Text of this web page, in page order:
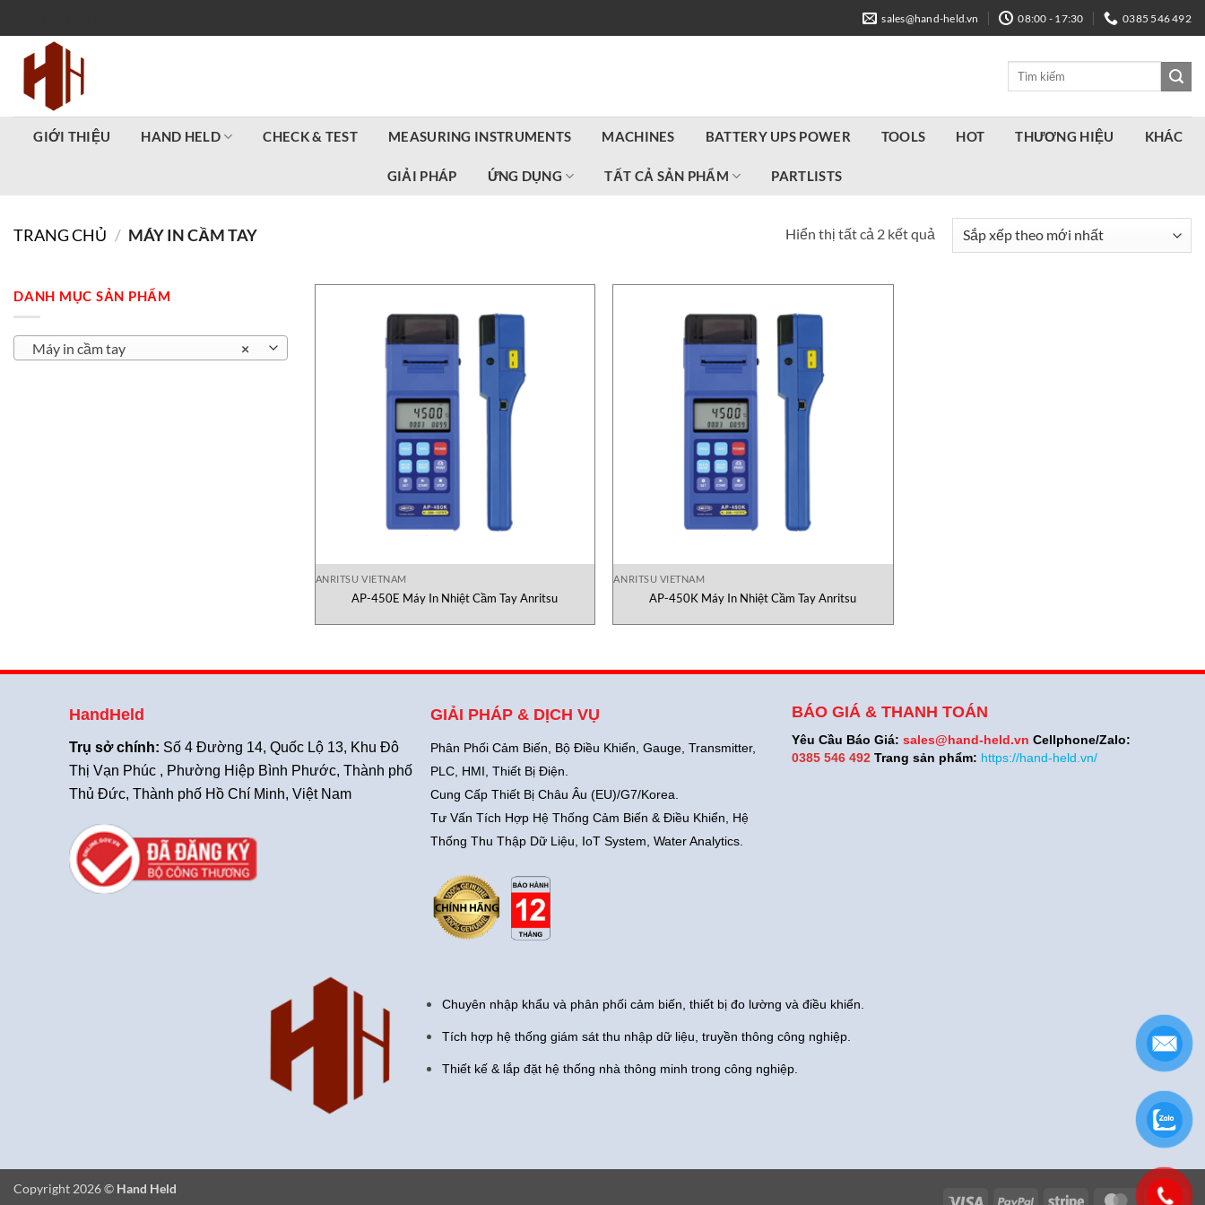
qua
sales@hand-held.vn 08:00 - 17:30 0385 546 492
Tìm
GIỚI THIỆU HAND HELD CHECK & TEST MEASURING INSTRUMENTS MACHINES BATTERY UPS POWER TOOLS HOT THƯƠNG HIỆU KHÁC
GIẢI PHÁP ỨNG DỤNG TẤT CẢ SẢN PHẨM PARTLISTS
TRANG CHỦ / MÁY IN CẦM TAY Hiển thị tất cả 2 kết quảĐã
sắp
DANH MỤC SẢN PHẨM
×
Máy in cầm tay
ANRITSU VIETNAM
AP-450E Máy In Nhiệt Cầm Tay Anritsu
ANRITSU VIETNAM
AP-450K Máy In Nhiệt Cầm Tay Anritsu
HandHeld
Trụ sở chính: Số 4 Đường 14, Quốc Lộ 13, Khu Đô
Thị Vạn Phúc , Phường Hiệp Bình Phước, Thành phố
Thủ Đức, Thành phố Hồ Chí Minh, Việt Nam
GIẢI PHÁP & DỊCH VỤ
Phân Phối Cảm Biến, Bộ Điều Khiển, Gauge, Transmitter,
PLC, HMI, Thiết Bị Điện.
Cung Cấp Thiết Bị Châu Âu (EU)/G7/Korea.
Tư Vấn Tích Hợp Hệ Thống Cảm Biến & Điều Khiển, Hệ
Thống Thu Thập Dữ Liệu, IoT System, Water Analytics.
BÁO GIÁ & THANH TOÁN
Yêu Cầu Báo Giá: sales@hand-held.vn Cellphone/Zalo:
0385 546 492Trang sản phẩm: https://hand-held.vn/
Chuyên nhập khẩu và phân phối cảm biến, thiết bị đo lường và điều khiển.
Tích hợp hệ thống giám sát thu nhập dữ liệu, truyền thông công nghiệp.
Thiết kế & lắp đặt hệ thống nhà thông minh trong công nghiệp.
Visa PayPal Stripe MasterCard
Copyright 2026 © Hand Held